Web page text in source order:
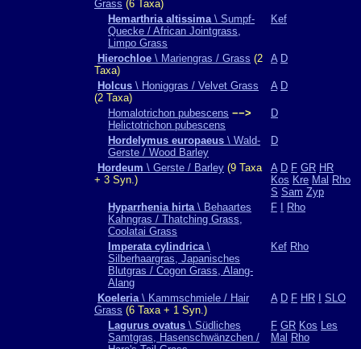
Grass (6 Taxa)
Hemarthria altissima\ Sumpf-
Quecke / African Jointgrass,
Limpo Grass
Kef
Hierochloe \ Mariengras / Grass (2
Taxa)
A D
Holcus \ Honiggras / Velvet Grass
(2 Taxa)
A D
Homalotrichon pubescens −−>
Helictotrichon pubescens
D
Hordelymus europaeus \ Wald-
Gerste / Wood Barley
D
Hordeum \ Gerste / Barley (9 Taxa
+ 3 Syn.)
A D F GR HR
Kos Kre Mal Rho
S Sam Zyp
Hyparrhenia hirta\ Behaartes
Kahngras / Thatching Grass,
Coolatai Grass
F Rho
Imperata cylindrica\
Silberhaargras, Japanisches
Blutgras / Cogon Grass, Alang-
Alang
Kef Rho
Koeleria\ Kammschmiele / Hair
Grass (6 Taxa + 1 Syn.)
A D F HR SLO
Lagurus ovatus \ Südliches
Samtgras, Hasenschwänzchen /
F GR Kos Les
Mal Rho